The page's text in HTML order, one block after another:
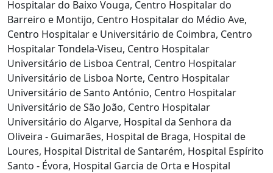
Hospitalar do Baixo Vouga, Centro Hospitalar do
Barreiro e Montijo, Centro Hospitalar do Médio Ave,
Centro Hospitalar e Universitário de Coimbra, Centro
Hospitalar Tondela-Viseu, Centro Hospitalar
Universitário de Lisboa Central, Centro Hospitalar
Universitário de Lisboa Norte, Centro Hospitalar
Universitário de Santo António, Centro Hospitalar
Universitário de São João, Centro Hospitalar
Universitário do Algarve, Hospital da Senhora da
Oliveira - Guimarães, Hospital de Braga, Hospital de
Loures, Hospital Distrital de Santarém, Hospital Espírito
Santo - Évora, Hospital Garcia de Orta e Hospital